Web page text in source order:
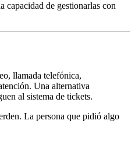
capacidad de gestionarlas con
llamada telefónica,
Una alternativa
al sistema de tickets.
La persona que pidió algo